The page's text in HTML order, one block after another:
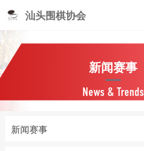
汕头围棋协会
新闻赛事
News & Trends
新闻赛事